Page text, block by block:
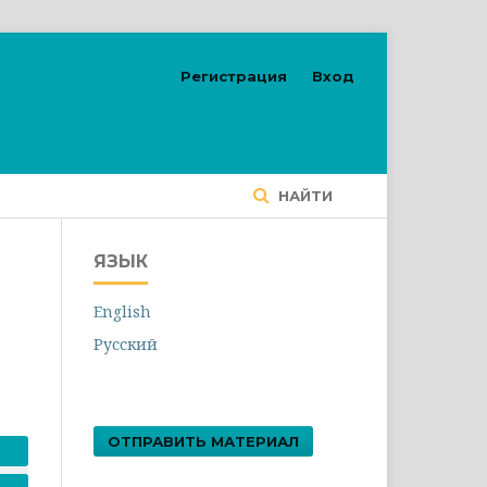
НАЙТИ
Регистрация Вход
ЯЗЫК
English
Русский
ОТПРАВИТЬ МАТЕРИАЛ